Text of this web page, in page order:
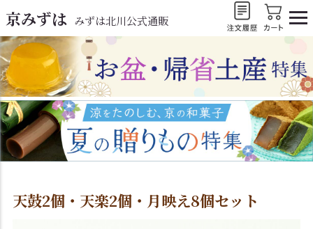
京みずは みずは北川公式通販
天鼓2個・天楽2個・月映え8個セット